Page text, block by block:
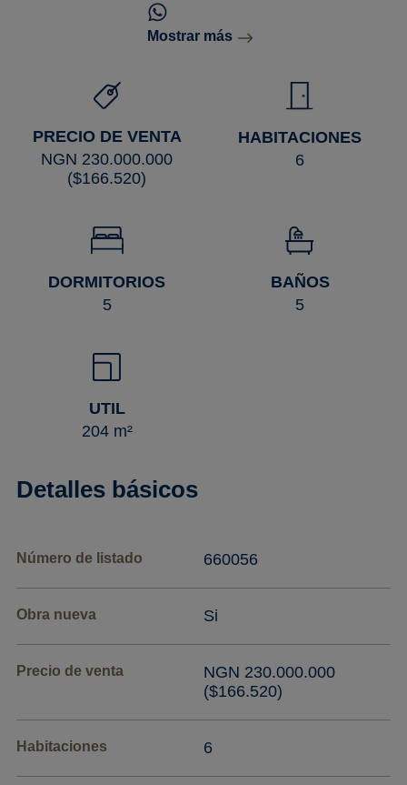
Mostrar más
PRECIO DE VENTA
NGN 230.000.000
($166.520)
HABITACIONES
6
DORMITORIOS
5
BAÑOS
5
UTIL
204 m²
Detalles básicos
Número de listado 660056
Obra nueva Si
Precio de venta
NGN 230.000.000
($166.520)
Habitaciones 6